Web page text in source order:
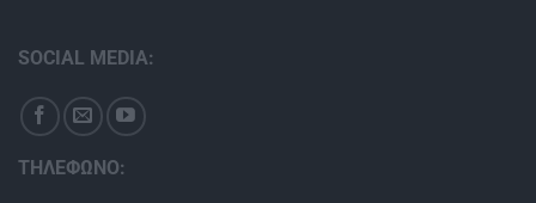
SOCIAL MEDIA:
ΤΗΛΕΦΩΝΟ: